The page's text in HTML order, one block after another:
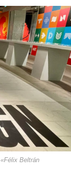
Beltrán